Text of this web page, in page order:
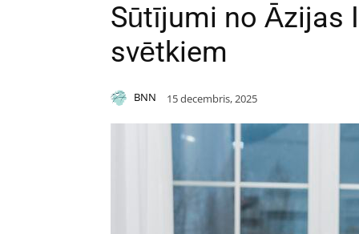
Sūtījumi no Āzijas
svētkiem
BNN 15 decembris, 2025